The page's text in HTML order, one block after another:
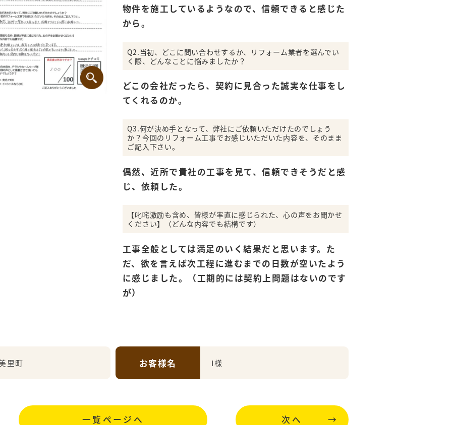
物件を施工しているようなので、信頼できると感じた
から。
Q2.当初、どこに問い合わせするか、リフォーム業者を選んでい
く際、どんなことに悩みましたか？
どこの会社だったら、契約に見合った誠実な仕事をし
てくれるのか。
Q3.何が決め手となって、弊社にご依頼いただけたのでしょう
か？今回のリフォーム工事でお感じいただいた内容を、そのまま
ご記入下さい。
偶然、近所で貴社の工事を見て、信頼できそうだと感
じ、依頼した。
【叱咤激励も含め、皆様が率直に感じられた、心の声をお聞かせ
ください】（どんな内容でも結構です）
工事全般としては満足のいく結果だと思います。た
だ、欲を言えば次工程に進むまでの日数が空いたよう
に感じました。（工期的には契約上問題はないのです
が）
里町 お客様名 I様
一覧ページへ 次へ